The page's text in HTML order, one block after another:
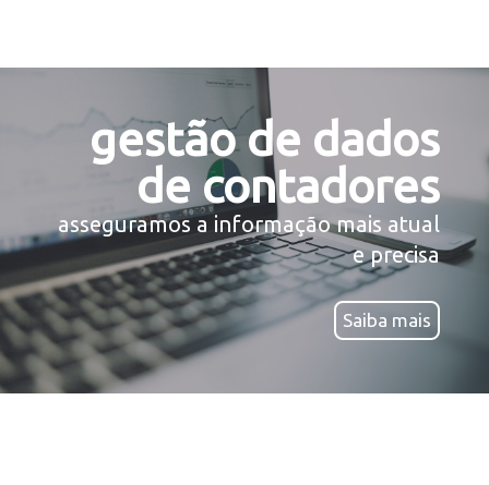
gestão de dados
de contadores
asseguramos a informação mais atual
e precisa
Saiba mais